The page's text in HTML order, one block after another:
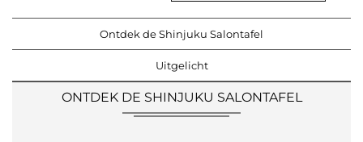
Ontdek de Shinjuku Salontafel
Uitgelicht
ONTDEK DE SHINJUKU SALONTAFEL